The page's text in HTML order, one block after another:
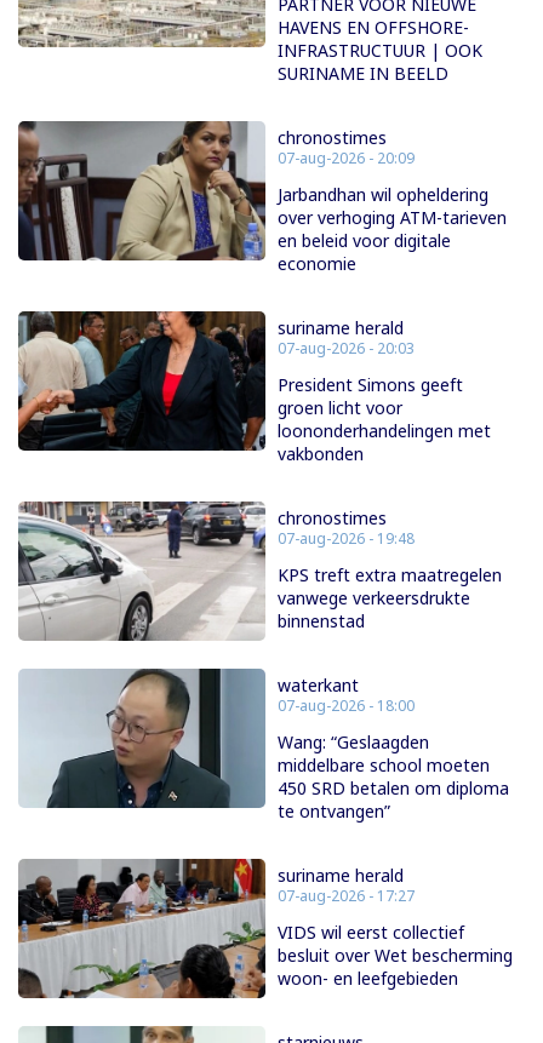
HAVENS EN OFFSHORE-
INFRASTRUCTUUR | OOK
SURINAME IN BEELD
chronostimes
07-aug-2026 - 20:09
Jarbandhan wil opheldering
over verhoging ATM-tarieven
en beleid voor digitale
economie
suriname herald
07-aug-2026 - 20:03
President Simons geeft
groen licht voor
loononderhandelingen met
vakbonden
chronostimes
07-aug-2026 - 19:48
KPS treft extra maatregelen
vanwege verkeersdrukte
binnenstad
waterkant
07-aug-2026 - 18:00
Wang: “Geslaagden
middelbare school moeten
450 SRD betalen om diploma
te ontvangen”
suriname herald
07-aug-2026 - 17:27
VIDS wil eerst collectief
besluit over Wet bescherming
woon- en leefgebieden